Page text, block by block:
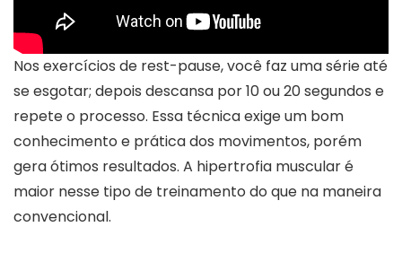
Nos exercícios de rest-pause, você faz uma série até
se esgotar; depois descansa por 10 ou 20 segundos e
repete o processo. Essa técnica exige um bom
conhecimento e prática dos movimentos, porém
gera ótimos resultados. A hipertrofia muscular é
maior nesse tipo de treinamento do que na maneira
convencional.